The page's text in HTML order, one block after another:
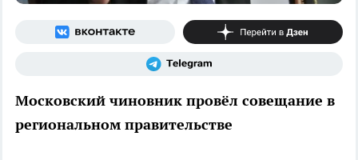
Московский чиновник провёл совещание в
региональном правительстве